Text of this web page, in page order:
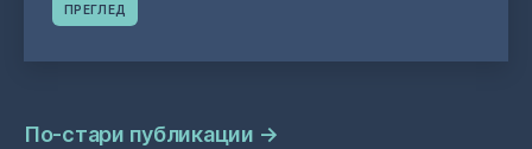
ПРЕГЛЕД
Навигация
По-стари публикации →